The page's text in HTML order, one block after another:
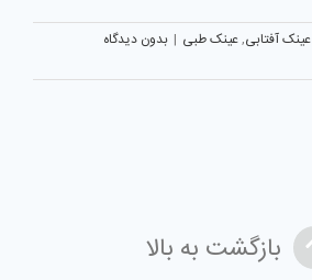
عینک آفتابی,عینک طبی | بدون دیدگاه
بازگشت به بالا